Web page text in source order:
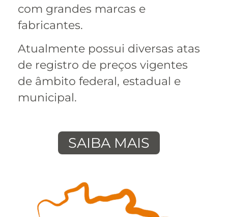
com grandes marcas e
fabricantes.
Atualmente possui diversas atas
de registro de preços vigentes
de âmbito federal, estadual e
municipal.
SAIBA MAIS